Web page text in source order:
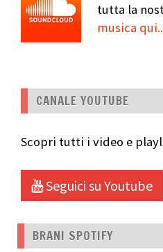
tutta la
musica
CANALE YOUTUBE
Scopri tutti i video e
Seguici su Youtube
BRANI SPOTIFY